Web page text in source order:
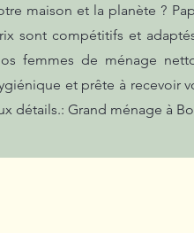
maison et la planète ?
sont compétitifs et
femmes de ménage
et prête à recevoir
détails.: Grand ménage à